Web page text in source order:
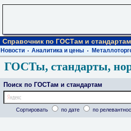
Справочник по ГОСТам и стандартам
Новости Аналитика и цены
ГОСТы, стандарты,
Поиск по ГОСТам и стандартам
Сортировать по дате по